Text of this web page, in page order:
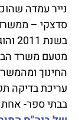
נייר עמדה
סדצקי –
מטעם משרד
החינוך
עריכת בדיקה
בבתי ספר-